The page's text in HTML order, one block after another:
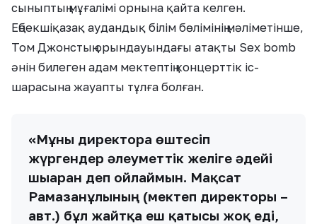
сыныптың мұғалімі орнына қайта келген.
Еңбекшіқазақ аудандық білім бөлімінің мәліметінше,
Том Джонстың орындауындағы атақты Sex bomb
әнін билеген адам мектептің концерттік іс-
шарасына жауапты тұлға болған.
«Мұны директорға өштесіп
жүргендер әлеуметтік желіге әдейі
шығарған деп ойлаймын. Мақсат
Рамазанұлының (мектеп директоры –
авт.) бұл жайтқа еш қатысы жоқ еді,